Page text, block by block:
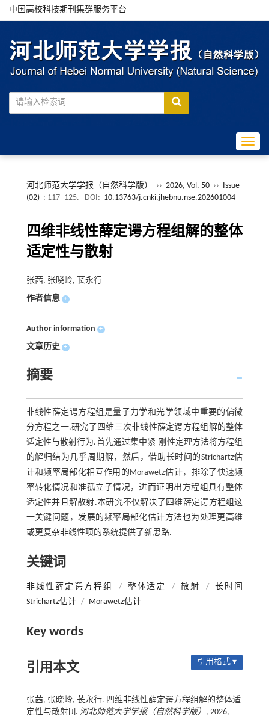
中国高校科技期刊集群服务平台
河北师范大学学报（自然科学版） ›› 2026, Vol. 50 ›› Issue
(02) : 117 -125. DOI: 10.13763/j.cnki.jhebnu.nse.202601004
四维非线性薛定谔方程组解的整体
适定性与散射
张茜, 张晓岭, 苌永行
作者信息 +
Author information +
文章历史 +
摘要
非线性薛定谔方程组是量子力学和光学领域中重要的偏微
分方程之一.研究了四维三次非线性薛定谔方程组解的整体
适定性与散射行为.首先通过集中紧-刚性定理方法将方程组
的解归结为几乎周期解，然后，借助长时间的Strichartz估
计和频率局部化相互作用的Morawetz估计，排除了快速频
率转化情况和准孤立子情况，进而证明出方程组具有整体
适定性并且解散射.本研究不仅解决了四维薛定谔方程组这
一关键问题，发展的频率局部化估计方法也为处理更高维
或更复杂非线性项的系统提供了新思路.
关键词
非线性薛定谔方程组 / 整体适定 / 散射 /
长时间
Strichartz估计 / Morawetz估计
Key words
引用本文 引用格式 ▾
张茜, 张晓岭, 苌永行. 四维非线性薛定谔方程组解的整体适
定性与散射[J]. 河北师范大学学报（自然科学版） , 2026,